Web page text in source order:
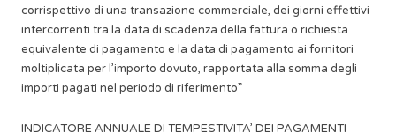
corrispettivo di una transazione commerciale, dei giorni effettivi
intercorrenti tra la data di scadenza della fattura o richiesta
equivalente di pagamento e la data di pagamento ai fornitori
moltiplicata per l’importo dovuto, rapportata alla somma degli
importi pagati nel periodo di riferimento”
INDICATORE ANNUALE DI TEMPESTIVITA’ DEI PAGAMENTI